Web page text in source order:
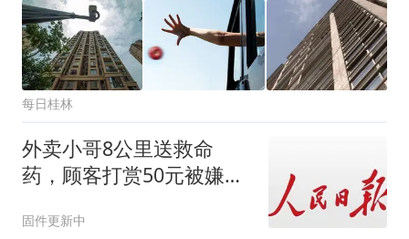
每日桂林
外卖小哥8公里送救命
药，顾客打赏50元被嫌
被金钱绑架
固件更新中